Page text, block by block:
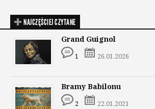
NAJCZĘŚCIEJ CZYTANE
Grand Guignol
1 26.01.2026
Bramy Babilonu
2 22.01.2021